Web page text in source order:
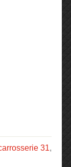
31,